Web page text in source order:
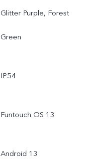
Glitter Purple, Forest
Green
IP54
Funtouch OS 13
Android 13